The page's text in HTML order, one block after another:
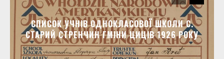
СПИСОК УЧНІВ ОДНОКЛАСОВОЇ ШКОЛИ C.
СТАРИЙ СТРЕНЧИН ГМІНИ ЦИЦІВ 1926 РОКУ